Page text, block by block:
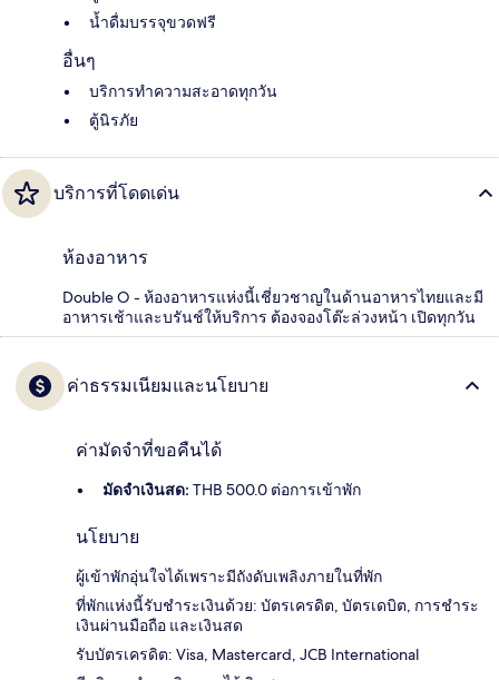
น้ำดื่มบรรจุขวดฟรี
อื่นๆ
บริการทำความสะอาดทุกวัน
ตู้นิรภัย
บริการที่โดดเด่น
ห้องอาหาร
Double O - ห้องอาหารแห่งนี้เชี่ยวชาญในด้านอาหารไทยและมี
อาหารเช้าและบรันช์ให้บริการ ต้องจองโต๊ะล่วงหน้า เปิดทุกวัน
ค่าธรรมเนียมและนโยบาย
ค่ามัดจำที่ขอคืนได้
มัดจำเงินสด: THB 500.0 ต่อการเข้าพัก
นโยบาย
ผู้เข้าพักอุ่นใจได้เพราะมีถังดับเพลิงภายในที่พัก
ที่พักแห่งนี้รับชำระเงินด้วย: บัตรเครดิต, บัตรเดบิต, การชำระ
เงินผ่านมือถือ และเงินสด
รับบัตรเครดิต: Visa, Mastercard, JCB International